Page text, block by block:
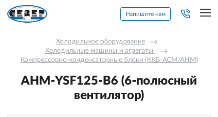
Напишите нам
Холодильное оборудование →
Холодильные машины и агрегаты →
Компрессорно-конденсаторные блоки (ККБ-АСМ/АНМ)
АНМ-YSF125-В6 (6-полюсный
вентилятор)